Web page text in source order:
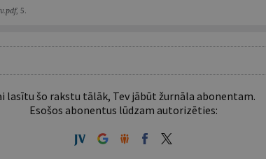
, 5.
lasītu šo rakstu tālāk, Tev jābūt žurnāla abonentam.
Esošos abonentus lūdzam autorizēties: